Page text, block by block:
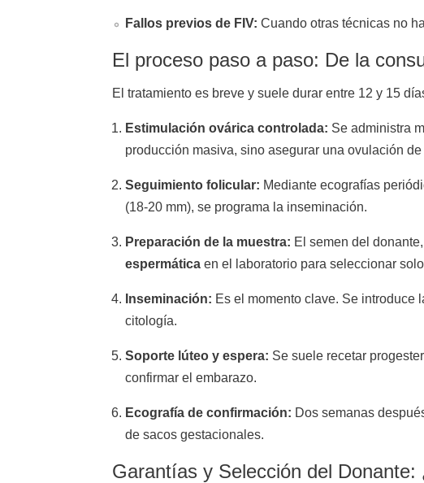
Fallos previos de FIV: Cuando otras técnicas no
El proceso paso a paso: De la
El tratamiento es breve y suele durar entre 12 y 15
Estimulación ovárica controlada: Se administra
producción masiva, sino asegurar una ovulación
Seguimiento folicular: Mediante ecografías
(18-20 mm), se programa la inseminación.
Preparación de la muestra: El semen del
espermática en el laboratorio para seleccionar
Inseminación: Es el momento clave. Se introduce
citología.
Soporte lúteo y espera: Se suele recetar
confirmar el embarazo.
Ecografía de confirmación: Dos semanas
de sacos gestacionales.
Garantías y Selección del